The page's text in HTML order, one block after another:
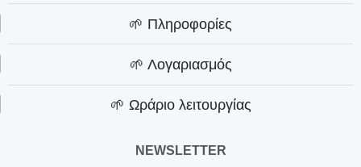
🌱 Πληροφορίες
🌱 Λογαριασμός
🌱 Ωράριο λειτουργίας
NEWSLETTER